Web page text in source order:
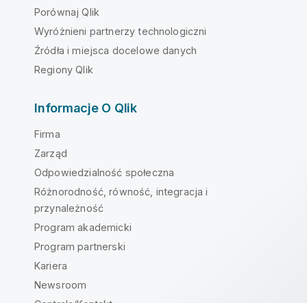
Porównaj Qlik
Wyróżnieni partnerzy technologiczni
Źródła i miejsca docelowe danych
Regiony Qlik
Informacje O Qlik
Firma
Zarząd
Odpowiedzialność społeczna
Różnorodność, równość, integracja i
przynależność
Program akademicki
Program partnerski
Kariera
Newsroom